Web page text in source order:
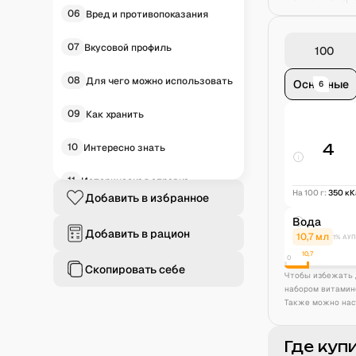
06 Вред и противопоказания
07 Вкусовой профиль
08 Для чего можно использовать
09 Как хранить
10 Интересно знать
11 Историческая справка
Добавить в избранное
Добавить в рацион
Скопировать себе
Основные
6
4
На 100 г: 350
Вода
10,7мл 1%
0 10,7
Чтобы избежать
набором
Также можно
Где